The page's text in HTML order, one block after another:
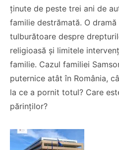
ținute de peste trei ani de
familie destrămată. O
tulburătoare despre
religioasă și limitele
familie. Cazul familiei
puternice atât în România,
la ce a pornit totul? Care
părinților?